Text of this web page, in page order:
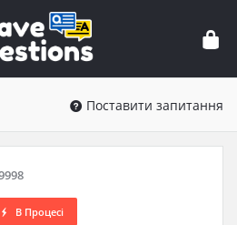
Поставити запитання
В Процесі